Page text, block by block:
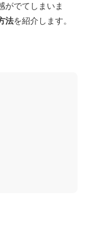
がでてしまいま
法を紹介します。